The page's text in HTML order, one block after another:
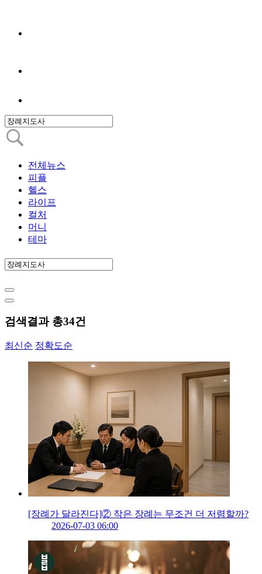
전체뉴스
피플
헬스
라이프
컬처
머니
테마
검색결과 총34건
최신순 정확도순
[장례가 달라진다]② 작은 장례는 무조건 더 저렴할까?
2026-07-03 06:00